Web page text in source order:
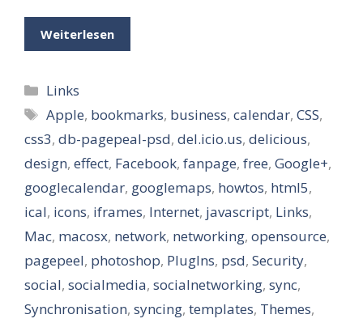
Weiterlesen
Kategorien
Links
Schlagwörter
Apple, bookmarks, business,calendar,CSS,
css3, db-pagepeal-psd, del.icio.us, delicious,
design, effect, Facebook, fanpage, free, Google+,
googlecalendar, googlemaps, howtos, html5,
ical, icons, iframes, Internet, javascript, Links,
Mac, macosx, network, networking, opensource,
pagepeel, photoshop, PlugIns, psd, Security,
social, socialmedia, socialnetworking, sync,
Synchronisation, syncing, templates, Themes,